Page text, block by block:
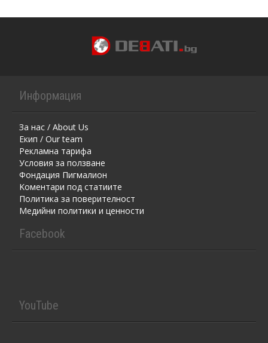
Информация
За нас / About Us
Екип / Our team
Рекламна тарифа
Условия за ползване
Фондация Пигмалион
Kоментaри под статиите
Политика за поверителност
Медийни политики и ценности
Facebook
YouTube